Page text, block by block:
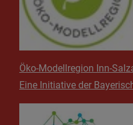
Öko-Modellregion Inn-
Eine Initiative der